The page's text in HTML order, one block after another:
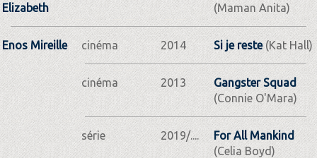
Elizabeth
(Maman Anita)
Enos Mireille cinéma 2014 Si je reste(Kat Hall)
cinéma 2013
Gangster Squad
(Connie O'Mara)
série 2019/....
For All Mankind
(Celia Boyd)